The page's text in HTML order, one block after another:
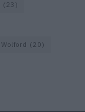
(23)
Wolford (20)